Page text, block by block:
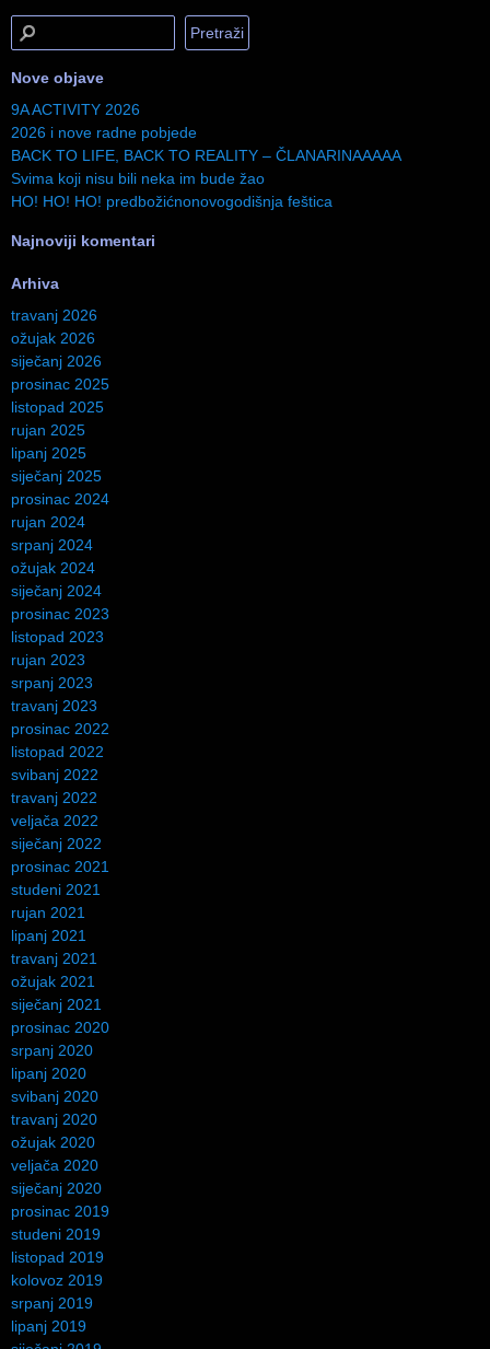
Nove objave
9A ACTIVITY 2026
2026 i nove radne pobjede
BACK TO LIFE, BACK TO REALITY – ČLANARINAAAAA
Svima koji nisu bili neka im bude žao
HO! HO! HO! predbožićnonovogodišnja feštica
Najnoviji komentari
Arhiva
travanj 2026
ožujak 2026
siječanj 2026
prosinac 2025
listopad 2025
rujan 2025
lipanj 2025
siječanj 2025
prosinac 2024
rujan 2024
srpanj 2024
ožujak 2024
siječanj 2024
prosinac 2023
listopad 2023
rujan 2023
srpanj 2023
travanj 2023
prosinac 2022
listopad 2022
svibanj 2022
travanj 2022
veljača 2022
siječanj 2022
prosinac 2021
studeni 2021
rujan 2021
lipanj 2021
travanj 2021
ožujak 2021
siječanj 2021
prosinac 2020
srpanj 2020
lipanj 2020
svibanj 2020
travanj 2020
ožujak 2020
veljača 2020
siječanj 2020
prosinac 2019
studeni 2019
listopad 2019
kolovoz 2019
srpanj 2019
lipanj 2019